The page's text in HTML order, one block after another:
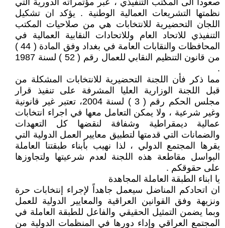
صعوداً الى المكتب التنفيذي ، عبر مؤتمراته الدورية التي
نظمتها التشريعات العمالية الوطنية . يؤكد ان تشكيل
اللجان التحضيرية للانتخابات هي من صلاحيات المكتب
التنفيذي للاتحاد العام وللاتحادات النقابية العمالية في
المحافظات والنقابات العامة في بغداد وفق المادة ( 44 )
من قانون التنظيم النقابي للعمال رقم ( 52 ) لسنة 1987
.
مما ذكر فأن اللجنة التحضيرية للانتخابات المشكلة من
قبل اللجنة الوزارية العليا المشرفة على تنفيذ قرار
مجلس الحكم رقم ( 3 ) لسنة 2004، تعتبر غير قانونية
وغير شرعية ، ولا يمكن التعامل معها في اجراء انتخابات
عمالية ديمقراطية وشفافة لنقضها كل التعهدات
والضمانات التي قدمتها لتطبيق معايير العمل الدولية التي
يقرها المجتمع الدولي ، لذا نهيب بأبناء طبقتنا العاملة
البواسل مقاطعة هذه اللجنة لعدم شرعيتها ولتجاوزها
على حقوقكم .
يا ابناء الطبقة العاملة المجاهدة
ان اتحادكم المناضل سيعمل جاهداً لإجراء إنتخابات حرة
ونزيهة وفق القوانين العراقية والمعايير الدولية للعمل
وبما يضمن التمثيل الحقيقي والفاعل للطبقة العاملة في
المجتمع العراقي وإداء دورها في المنظمات الدولية من